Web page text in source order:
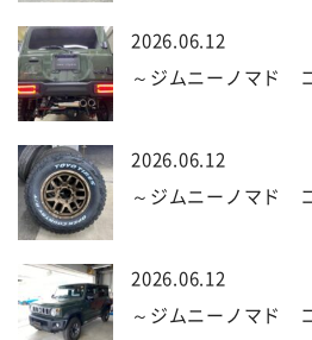
2026.06.12
～ジムニーノマド
2026.06.12
～ジムニーノマド
2026.06.12
～ジムニーノマド